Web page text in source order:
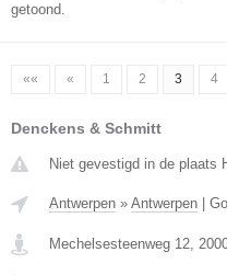
getoond.
«« « 1 2 3 4
Denckens & Schmitt
Niet gevestigd in de plaats
Antwerpen » Antwerpen
Mechelsesteenweg 12,